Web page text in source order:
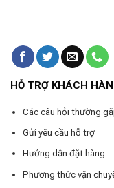
HỖ TRỢ KHÁCH
Các câu hỏi thường
Gửi yêu cầu hỗ trợ
Hướng dẫn đặt hàng
Phương thức vận